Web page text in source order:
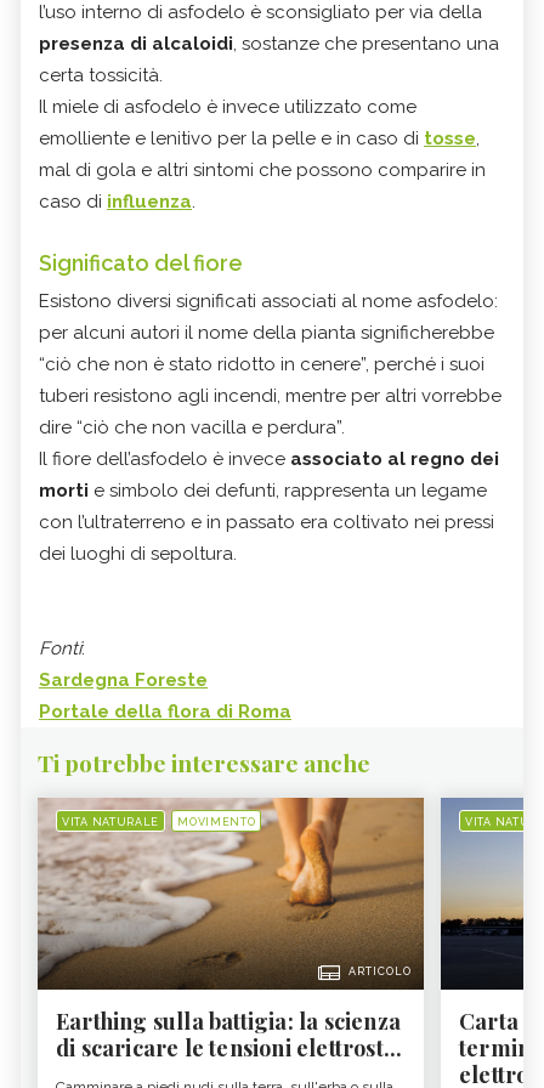
l’uso interno di asfodelo è sconsigliato per via della
presenza di alcaloidi, sostanze che presentano una
certa tossicità.
Il miele di asfodelo è invece utilizzato come
emolliente e lenitivo per la pelle e in caso di tosse,
mal di gola e altri sintomi che possono comparire in
caso di influenza.
Significato del fiore
Esistono diversi significati associati al nome asfodelo:
per alcuni autori il nome della pianta significherebbe
“ciò che non è stato ridotto in cenere”, perché i suoi
tuberi resistono agli incendi, mentre per altri vorrebbe
dire “ciò che non vacilla e perdura”.
Il fiore dell’asfodelo è invece associato al regno dei
morti e simbolo dei defunti, rappresenta un legame
con l’ultraterreno e in passato era coltivato nei pressi
dei luoghi di sepoltura.
Fonti:
Sardegna Foreste
Portale della flora di Roma
Ti potrebbe interessare anche
VITA NATURALE MOVIMENTO
ARTICOLO
Earthing sulla battigia: la scienza
di scaricare le tensioni elettrost...
VITA
Carta